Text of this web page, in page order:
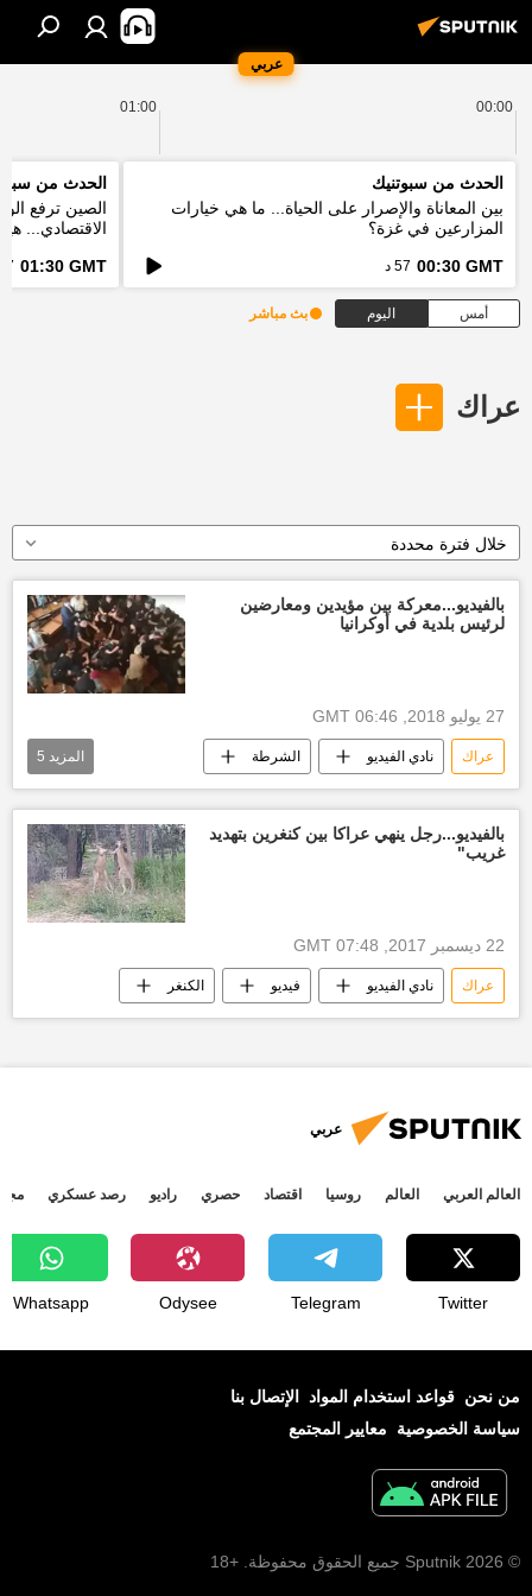
عربي
00:00
01:00
الحدث من سبوتنيك
بين المعاناة والإصرار على الحياة... ما هي خيارات
المزارعين في غزة؟
00:30 GMT 57 د
الحدث من
الصين ترفع
الاقتصادي...
01:30 GMT
57
أمس اليوم بث مباشر
عراك
خلال فترة محددة
بالفيديو...معركة بين مؤيدين ومعارضين
لرئيس بلدية في أوكرانيا
27 يوليو 2018, 06:46 GMT
عراك نادي الفيديو الشرطة
أعمال شغب بلدية رئيس بلدية
معارضين مؤيدين
المزيد 5
بالفيديو...رجل ينهي عراكا بين كنغرين بتهديد
غريب"
22 ديسمبر 2017, 07:48 GMT
عراك نادي الفيديو فيديو الكنغر
عربي
العالم العربي العالم روسيا اقتصاد حصري راديو رصد عسكري
Twitter
Telegram
Odysee
Whatsapp
من نحن قواعد استخدام المواد
الإتصال بنا
سياسة الخصوصية
معايير المجتمع
© 2026 Sputnik جميع الحقوق محفوظة. +18